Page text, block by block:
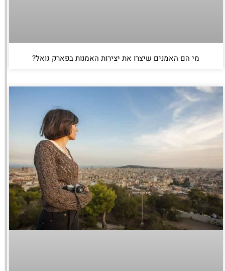
מי הם האמנים שיצרו את יצירות האמנות בפארק גואל?